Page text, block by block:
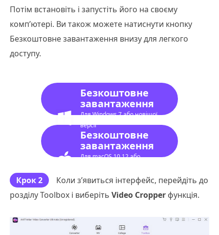
Потім встановіть і запустіть його на своєму
комп’ютері. Ви також можете натиснути кнопку
Безкоштовне завантаження внизу для легкого
доступу.
Безкоштовне
завантаження
Для Windows 7 або новішої
версії
Безкоштовне
завантаження
Для macOS 10.12 або
Крок 2
Коли з’явиться інтерфейс, перейдіть до
розділу Toolbox і виберіть Video Cropper функція.